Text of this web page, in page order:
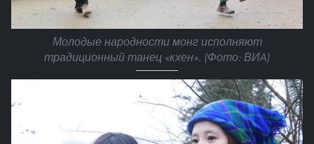
Молодые народности монг исполняют
традиционный танец «кхен». (Фото: ВИA)